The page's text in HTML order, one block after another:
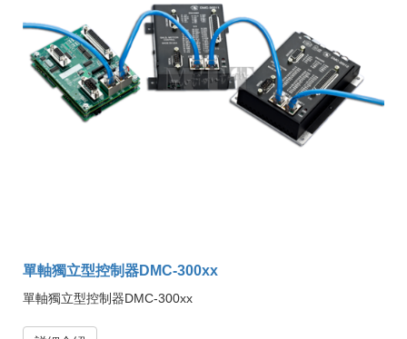
單軸獨立型控制器DMC-300xx
單軸獨立型控制器DMC-300xx